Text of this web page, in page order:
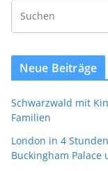
Neue Beiträge
Schwarzwald mit
Familien
London in 4
Buckingham Palace